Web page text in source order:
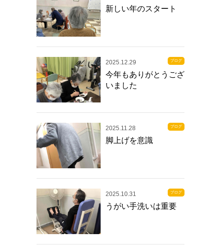
新しい年のスタート
2025.12.29 ブログ
今年もありがとうござ
いました
2025.11.28 ブログ
脚上げを意識
2025.10.31 ブログ
うがい手洗いは重要